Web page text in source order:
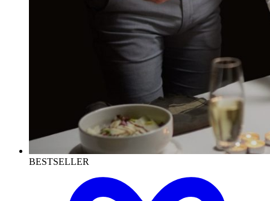
BESTSELLER